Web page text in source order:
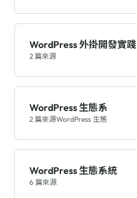
WordPress 外掛開發實踐
2 篇來源
WordPress 生態系
2 篇來源WordPress 生態
WordPress 生態系統
6 篇來源